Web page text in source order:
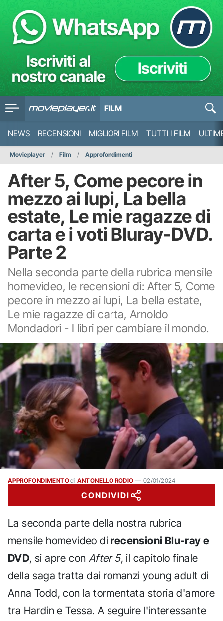
FILM
NEWS RECENSIONI MIGLIORI FILM TUTTI I FILM
Movieplayer Film Approfondimenti
After 5, Come pecore in
mezzo ai lupi, La bella
estate, Le mie ragazze di
carta e i voti Bluray-DVD.
Parte 2
Nella seconda parte della rubrica mensile
homevideo, le recensioni di: After 5, Come
pecore in mezzo ai lupi, La bella estate,
Le mie ragazze di carta, Arnoldo
Mondadori - I libri per cambiare il mondo.
APPROFONDIMENTOdi ANTONELLO RODIO — 02/01/2024
CONDIVIDI
La seconda parte della nostra rubrica
mensile homevideo di recensioni Blu-ray e
DVD, si apre con After 5, il capitolo finale
della saga tratta dai romanzi young adult di
Anna Todd, con la tormentata storia d'amore
tra Hardin e Tessa. A seguire l'interessante